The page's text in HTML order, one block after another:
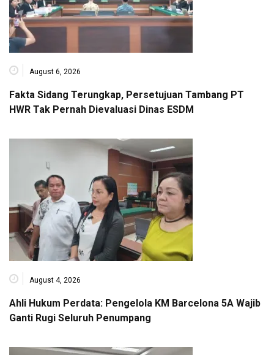
August 6, 2026
Fakta Sidang Terungkap, Persetujuan Tambang PT
HWR Tak Pernah Dievaluasi Dinas ESDM
August 4, 2026
Ahli Hukum Perdata: Pengelola KM Barcelona 5A Wajib
Ganti Rugi Seluruh Penumpang